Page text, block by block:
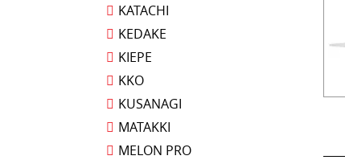
KATACHI
KEDAKE
KIEPE
KKO
KUSANAGI
MATAKKI
MELON PRO